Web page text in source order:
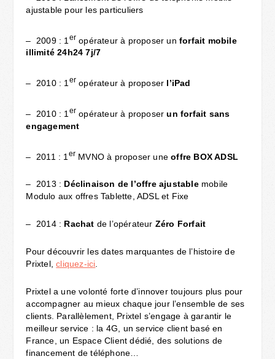
ajustable pour les particuliers
– 2009 : 1 er opérateur à proposer un forfait mobile
illimité 24h24 7j/7
– 2010 : 1 er opérateur à proposer l’iPad
– 2010 : 1 er opérateur à proposerunforfait sans
engagement
– 2011 : 1 er MVNO à proposer uneoffre BOX ADSL
– 2013 : Déclinaison de l’offre ajustable mobile
Modulo aux offres Tablette, ADSL et Fixe
– 2014 : Rachat de l’opérateur Zéro Forfait
Pour découvrir les dates marquantes de l’histoire de
Prixtel, cliquez-ici.
Prixtel a une volonté forte d’innover toujours plus pour
accompagner au mieux chaque jour l’ensemble de ses
clients. Parallèlement, Prixtel s’engage à garantir le
meilleur service : la 4G, un service client basé en
France, un Espace Client dédié, des solutions de
financement de téléphone…